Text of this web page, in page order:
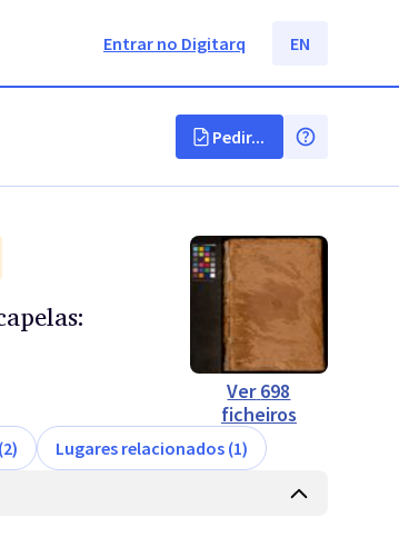
Entrar no Digitarq EN
Pedir...
Ver698
ficheiros
Lugares relacionados (1)